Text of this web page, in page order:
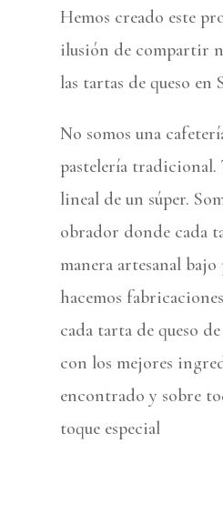
Hemos creado este
ilusión de compartir
las tartas de queso en
No somos una
pastelería tradicional.
lineal de un súper.
obrador donde cada
manera artesanal
hacemos
cada tarta de queso
con los mejores
encontrado y sobre
toque especial